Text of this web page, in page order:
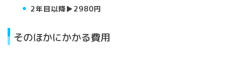
2年目以降▶︎2980円
そのほかにかかる費用